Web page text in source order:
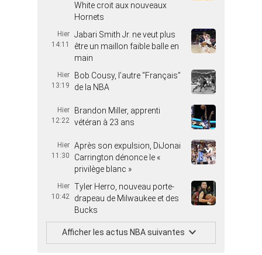
White croit aux nouveaux
Hornets
Hier
14:11
Jabari Smith Jr. ne veut plus
être un maillon faible balle en
main
Hier
13:19
Bob Cousy, l’autre “Français”
de la NBA
Hier
12:22
Brandon Miller, apprenti
vétéran à 23 ans
Hier
11:30
Après son expulsion, DiJonai
Carrington dénonce le «
privilège blanc »
Hier
10:42
Tyler Herro, nouveau porte-
drapeau de Milwaukee et des
Bucks
Afficher les actus NBA suivantes